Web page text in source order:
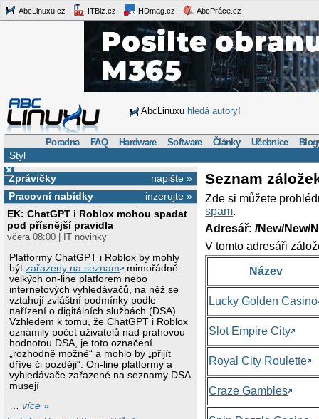
AbcLinuxu.cz ITBiz.cz HDmag.cz AbcPráce.cz
AbcLinuxu hledá autory!
Poradna FAQ Hardware Software Články Učebnice
Styl
×
napište »
Zprávičky
inzerujte »
Pracovní nabídky
EK: ChatGPT i Roblox mohou spadat
pod přísnější pravidla
včera 08:00 | IT novinky
Platformy ChatGPT i Roblox by mohly
býtzařazeny na seznam
mimořádně
velkých on-line platforem nebo
internetových vyhledávačů, na něž se
vztahují zvláštní podmínky podle
nařízení o digitálních službách (DSA).
Vzhledem k tomu, že ChatGPT i Roblox
oznámily počet uživatelů nad prahovou
hodnotou DSA, je toto označení
„rozhodně možné“ a mohlo by „přijít
dříve či později“. On-line platformy a
vyhledávače zařazené na seznamy DSA
musejí
…více »
Seznam
Zde si můžete
spam.
Adresář: /New/New/
V tomto adresáři
Název
Lucky Golden Casino
Slot Empire City
Royal City Roulette
Craze Gambles